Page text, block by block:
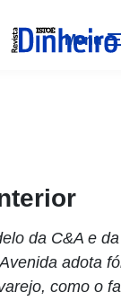
Menu
da C&A e
adota
como o